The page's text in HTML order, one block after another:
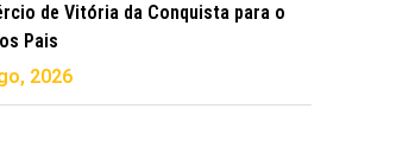
de Vitória da Conquista para o
Pais
2026